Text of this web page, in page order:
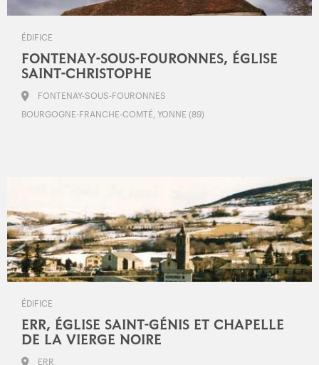
ÉDIFICE
FONTENAY-SOUS-FOURONNES, ÉGLISE
SAINT-CHRISTOPHE
FONTENAY-SOUS-FOURONNES
BOURGOGNE-FRANCHE-COMTÉ, YONNE (89)
ÉDIFICE
ERR, ÉGLISE SAINT-GÉNIS ET CHAPELLE
DE LA VIERGE NOIRE
ERR